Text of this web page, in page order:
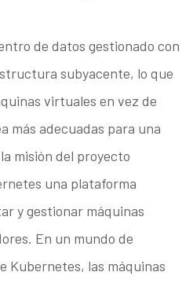
de datos gestionado con
subyacente, lo que
virtuales en vez de
más adecuadas para una
misión del proyecto
una plataforma
y gestionar máquinas
En un mundo de
las máquinas